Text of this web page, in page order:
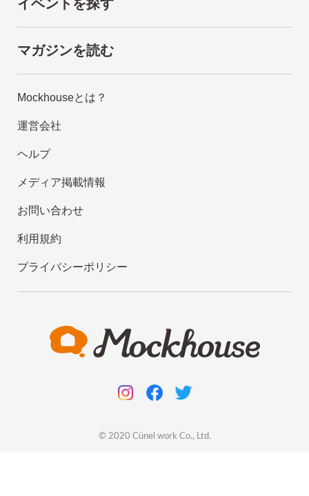
イベントを探す
マガジンを読む
Mockhouseとは？
運営会社
ヘルプ
メディア掲載情報
お問い合わせ
利用規約
プライバシーポリシー
© 2020 Cünel work Co., Ltd.